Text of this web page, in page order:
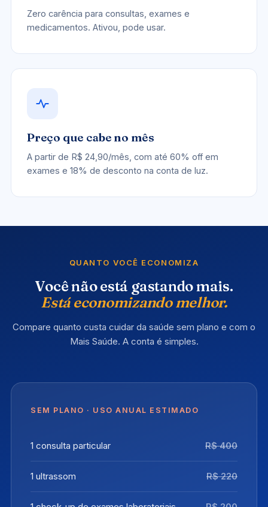
Zero carência para consultas, exames e
medicamentos. Ativou, pode usar.
Preço que cabe no mês
A partir de R$ 24,90/mês, com até 60% off em
exames e 18% de desconto na conta de luz.
QUANTO VOCÊ ECONOMIZA
Você não está gastando mais.
Está economizando melhor.
Compare quanto custa cuidar da saúde sem plano e com o
Mais Saúde. A conta é simples.
SEM PLANO · USO ANUAL ESTIMADO
1 consulta particular R$ 400
1 ultrassom R$ 220